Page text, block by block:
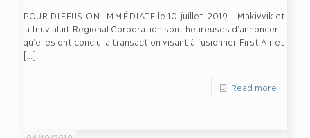
POUR DIFFUSION IMMÉDIATE le 10 juillet 2019 – Makivvik et
la Inuvialuit Regional Corporation sont heureuses d’annoncer
qu’elles ont conclu la transaction visant à fusionner First Air et
[…]
Read more